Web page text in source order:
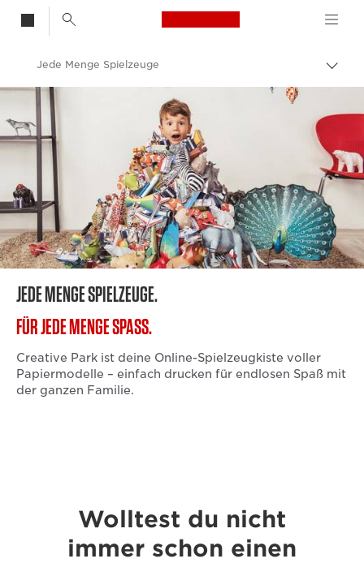
Canon Logo, back
Auf
Canon
Jede Menge Spielzeuge
JEDE MENGE SPIELZEUGE.
FÜR JEDE MENGE SPASS.
Creative Park ist deine Online-Spielzeugkiste voller
Papiermodelle – einfach drucken für endlosen Spaß mit
der ganzen Familie.
Wolltest du nicht
immer schon einen